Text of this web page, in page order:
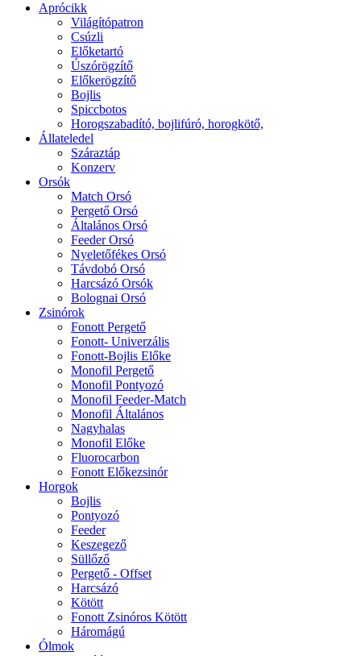
Aprócikk
Világítópatron
Csúzli
Előketartó
Úszórögzítő
Előkerögzítő
Bojlis
Spiccbotos
Horogszabadító, bojlifúró, horogkötő,
Állateledel
Száraztáp
Konzerv
Orsók
Match Orsó
Pergető Orsó
Általános Orsó
Feeder Orsó
Nyeletőfékes Orsó
Távdobó Orsó
Harcsázó Orsók
Bolognai Orsó
Zsinórok
Fonott Pergető
Fonott- Univerzális
Fonott-Bojlis Előke
Monofil Pergető
Monofil Pontyozó
Monofil Feeder-Match
Monofil Általános
Nagyhalas
Monofil Előke
Fluorocarbon
Fonott Előkezsinór
Horgok
Bojlis
Pontyozó
Feeder
Keszegező
Süllőző
Pergető - Offset
Harcsázó
Kötött
Fonott Zsinóros Kötött
Háromágú
Ólmok